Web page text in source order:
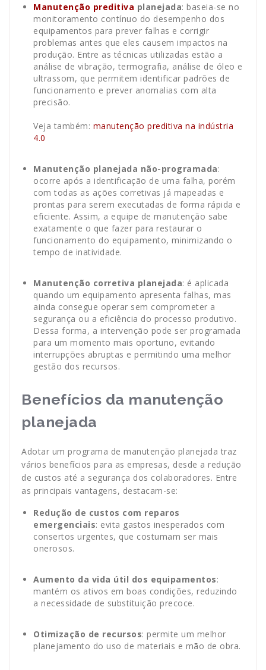
Manutenção preditiva planejada: baseia-se no
monitoramento contínuo do desempenho dos
equipamentos para prever falhas e corrigir
problemas antes que eles causem impactos na
produção. Entre as técnicas utilizadas estão a
análise de vibração, termografia, análise de óleo e
ultrassom, que permitem identificar padrões de
funcionamento e prever anomalias com alta
precisão.
Veja também: manutenção preditiva na indústria
4.0
Manutenção planejada não-programada:
ocorre após a identificação de uma falha, porém
com todas as ações corretivas já mapeadas e
prontas para serem executadas de forma rápida e
eficiente. Assim, a equipe de manutenção sabe
exatamente o que fazer para restaurar o
funcionamento do equipamento, minimizando o
tempo de inatividade.
Manutenção corretiva planejada: é aplicada
quando um equipamento apresenta falhas, mas
ainda consegue operar sem comprometer a
segurança ou a eficiência do processo produtivo.
Dessa forma, a intervenção pode ser programada
para um momento mais oportuno, evitando
interrupções abruptas e permitindo uma melhor
gestão dos recursos.
Benefícios da manutenção
planejada
Adotar um programa de manutenção planejada traz
vários benefícios para as empresas, desde a redução
de custos até a segurança dos colaboradores. Entre
as principais vantagens, destacam-se:
Redução de custos com reparos
emergenciais: evita gastos inesperados com
consertos urgentes, que costumam ser mais
onerosos.
Aumento da vida útil dos equipamentos:
mantém os ativos em boas condições, reduzindo
a necessidade de substituição precoce.
Otimização de recursos: permite um melhor
planejamento do uso de materiais e mão de obra.